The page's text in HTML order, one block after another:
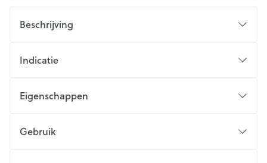
Beschrijving
Indicatie
Eigenschappen
Gebruik